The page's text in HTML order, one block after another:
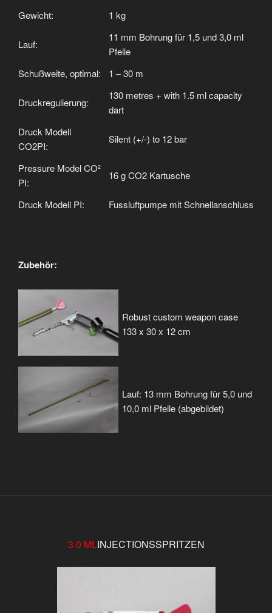
Gewicht:
1 kg
Lauf:
11 mm Bohrung für 1,5 und 3,0 ml
Pfeile
Schußweite, optimal:
1 – 30 m
Druckregulierung:
130 metres + with 1.5 ml capacity
dart
Druck Modell
CO2PI:
Silent (+/-) to 12 bar
Pressure Model CO²
PI:
16 g CO2 Kartusche
Druck Modell PI: Fussluftpumpe mit Schnellanschluss
Zubehör:
Robust custom weapon case
133 x 30 x 12 cm
Lauf: 13 mm Bohrung für 5,0 und
10,0 ml Pfeile (abgebildet)
3.0 MLINJECTIONSSPRITZEN